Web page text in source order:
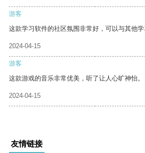
游客
这款学习软件的社区氛围非常好，可以与其他学
2024-04-15
游客
这款游戏的音乐非常优美，听了让人心旷神怡。
2024-04-15
友情链接